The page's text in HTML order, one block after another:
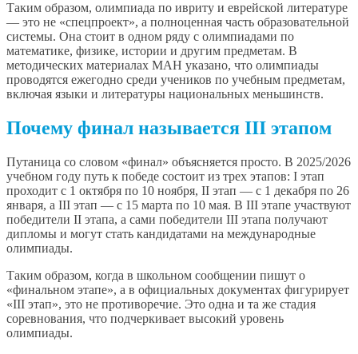
Таким образом, олимпиада по ивриту и еврейской литературе
— это не «спецпроект», а полноценная часть образовательной
системы. Она стоит в одном ряду с олимпиадами по
математике, физике, истории и другим предметам. В
методических материалах МАН указано, что олимпиады
проводятся ежегодно среди учеников по учебным предметам,
включая языки и литературы национальных меньшинств.
Почему финал называется III этапом
Путаница со словом «финал» объясняется просто. В 2025/2026
учебном году путь к победе состоит из трех этапов: I этап
проходит с 1 октября по 10 ноября, II этап — с 1 декабря по 26
января, а III этап — с 15 марта по 10 мая. В III этапе участвуют
победители II этапа, а сами победители III этапа получают
дипломы и могут стать кандидатами на международные
олимпиады.
Таким образом, когда в школьном сообщении пишут о
«финальном этапе», а в официальных документах фигурирует
«III этап», это не противоречие. Это одна и та же стадия
соревнования, что подчеркивает высокий уровень
олимпиады.